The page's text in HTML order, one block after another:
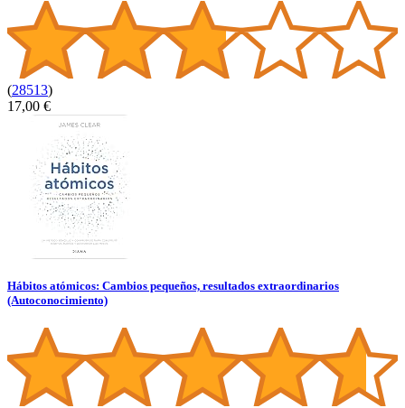
(28513)
17,00 €
Hábitos atómicos: Cambios pequeños, resultados extraordinarios
(Autoconocimiento)